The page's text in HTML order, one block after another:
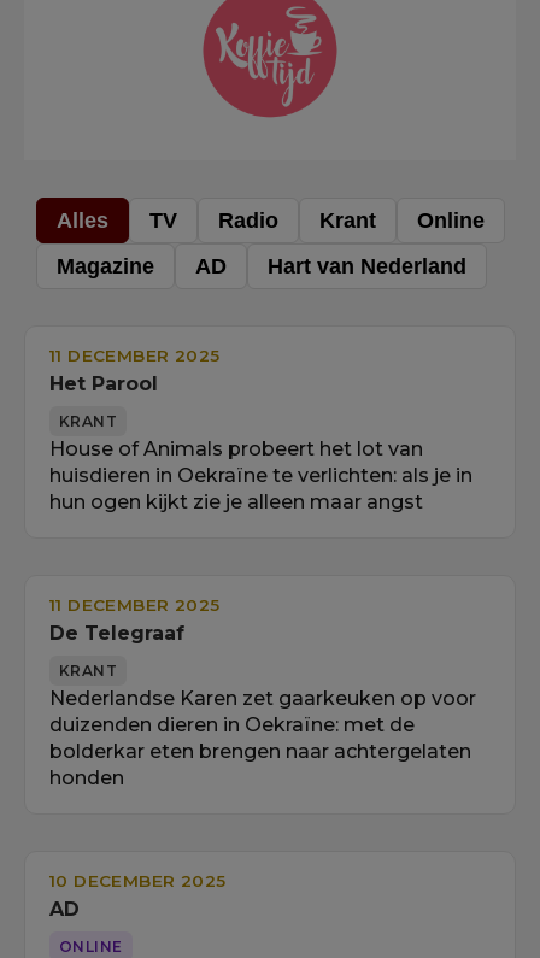
Alles TV Radio Krant
Online
Magazine
AD Hart van Nederland
11 DECEMBER 2025
Het Parool
KRANT
House of Animals probeert het lot van
huisdieren in Oekraïne te verlichten: als je in
hun ogen kijkt zie je alleen maar angst
11 DECEMBER 2025
De Telegraaf
KRANT
Nederlandse Karen zet gaarkeuken op voor
duizenden dieren in Oekraïne: met de
bolderkar eten brengen naar achtergelaten
honden
10 DECEMBER 2025
AD
ONLINE